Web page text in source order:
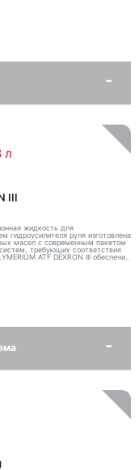
л
III
жидкость для
гидроусилителя руля изготовлена
масел с современным пакетом
требующих соответствия
ATF DEXRON III обеспечи..